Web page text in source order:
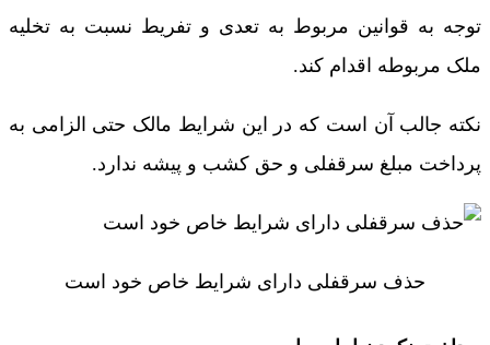
توجه به قوانین مربوط به تعدی و تفریط نسبت به تخلیه
ملک مربوطه اقدام کند.
نکته جالب آن است که در این شرایط مالک حتی الزامی به
پرداخت مبلغ سرقفلی و حق کشب و پیشه ندارد.
حذف سرقفلی دارای شرایط خاص خود است